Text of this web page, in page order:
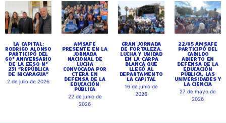
LA CAPITAL:
RODRIGO ALONSO
PARTICIPÓ DEL
60° ANIVERSARIO
DE LA EESO N°
231 “REPÚBLICA
DE NICARAGUA”
2 de julio de 2026
AMSAFE
PRESENTE EN LA
JORNADA
NACIONAL DE
LUCHA
CONVOCADA POR
CTERA EN
DEFENSA DE LA
EDUCACIÓN
PÚBLICA
22 de junio de
2026
GRAN JORNADA
DE FORTALEZA,
LUCHA Y UNIDAD
EN LA CARPA
BLANCA QUE
LLEGÓ AL
DEPARTAMENTO
LA CAPITAL
16 de junio de
2026
22/05 AMSAFE
PARTICIPÓ DEL
CABILDO
ABIERTO EN
DEFENSA DE LA
EDUCACIÓN
PÚBLICA, LAS
UNIVERSIDADES Y
LA CIENCIA
27 de mayo de
2026